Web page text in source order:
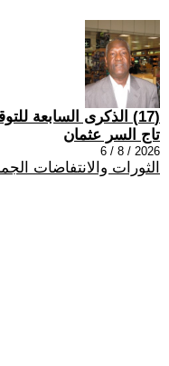
(17) الذكرى السابعة للتوقيع على الوثيقة الدستورية
تاج السر عثمان
2026 / 8 / 6
الثورات والانتفاضات